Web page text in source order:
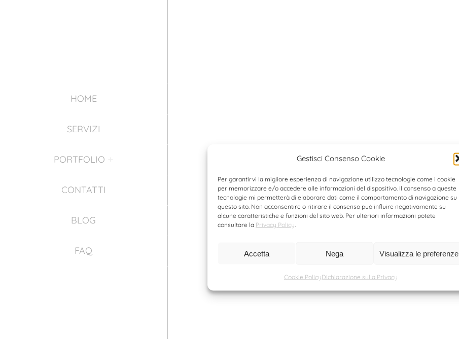
Gestisci Consenso Cookie
Per garantirvi la migliore esperienza di navigazione utilizzo tecnologie come i cookie
per memorizzare e/o accedere alle informazioni del dispositivo. Il consenso a queste
tecnologie mi permetterà di elaborare dati come il comportamento di navigazione su
questo sito. Non acconsentire o ritirare il consenso può influire negativamente su
alcune caratteristiche e funzioni del sito web. Per ulteriori informazioni potete
consultare la Privacy Policy
Accetta Nega Visualizza le preferenze
Cookie PolicyDichiarazione sulla Privacy
HOME
SERVIZI
PORTFOLIO
CONTATTI
BLOG
FAQ